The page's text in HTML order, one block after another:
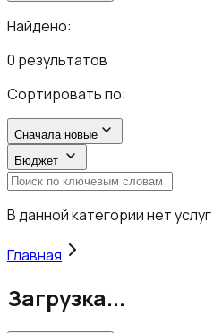
Найдено:
0 результатов
Сортировать по:
Сначала новые
Бюджет
В данной категории нет услуг
Главная
Загрузка...